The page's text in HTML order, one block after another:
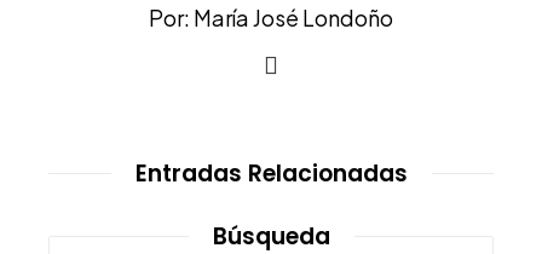
Por: María José Londoño
Entradas Relacionadas
Búsqueda